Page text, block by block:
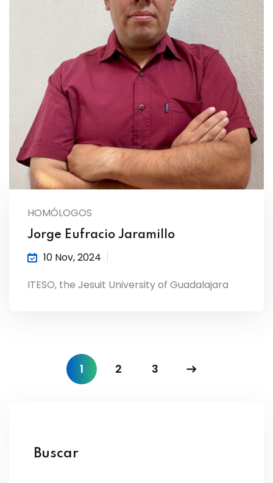
HOMÓLOGOS
Jorge Eufracio Jaramillo
10 Nov, 2024
ITESO, the Jesuit University of Guadalajara
1 2 3
Buscar